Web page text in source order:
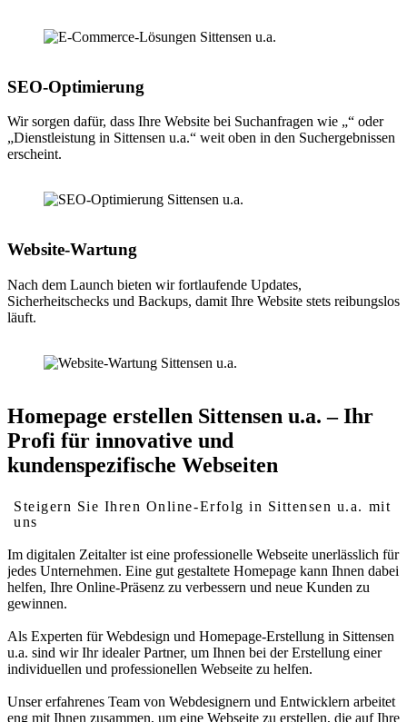
SEO-Optimierung
Wir sorgen dafür, dass Ihre Website bei Suchanfragen wie „“ oder
„Dienstleistung in Sittensen u.a.“ weit oben in den Suchergebnissen
erscheint.
Website-Wartung
Nach dem Launch bieten wir fortlaufende Updates,
Sicherheitschecks und Backups, damit Ihre Website stets reibungslos
läuft.
Homepage erstellen Sittensen u.a. – Ihr
Profi für innovative und
kundenspezifische Webseiten
Steigern Sie Ihren Online-Erfolg in Sittensen u.a. mit
uns
Im digitalen Zeitalter ist eine professionelle Webseite unerlässlich für
jedes Unternehmen. Eine gut gestaltete Homepage kann Ihnen dabei
helfen, Ihre Online-Präsenz zu verbessern und neue Kunden zu
gewinnen.
Als Experten für Webdesign und Homepage-Erstellung in Sittensen
u.a. sind wir Ihr idealer Partner, um Ihnen bei der Erstellung einer
individuellen und professionellen Webseite zu helfen.
Unser erfahrenes Team von Webdesignern und Entwicklern arbeitet
eng mit Ihnen zusammen, um eine Webseite zu erstellen, die auf Ihre